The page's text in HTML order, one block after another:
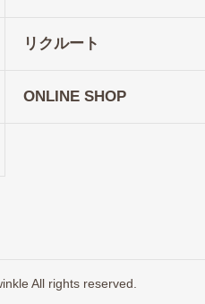
リクルート
ONLINE SHOP
All rights reserved.